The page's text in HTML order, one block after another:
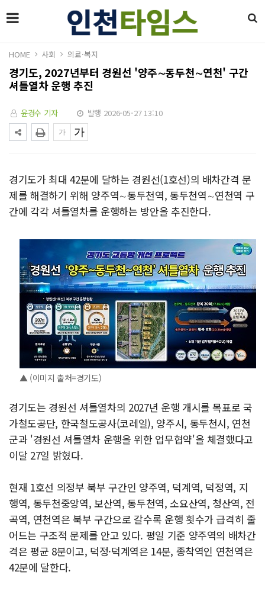
HOME 사회 의료·복지
경기도, 2027년부터 경원선 '양주∼동두천∼연천' 구간
셔틀열차 운행 추진
윤경수 기자 발행 2026-05-27 13:10
경기도가 최대 42분에 달하는 경원선(1호선)의 배차간격 문
제를 해결하기 위해 양주역∼동두천역, 동두천역∼연천역 구
간에 각각 셔틀열차를 운행하는 방안을 추진한다.
▲ (이미지 출처=경기도)
경기도는 경원선 셔틀열차의 2027년 운행 개시를 목표로 국
가철도공단, 한국철도공사(코레일), 양주시, 동두천시, 연천
군과 '경원선 셔틀열차 운행을 위한 업무협약'을 체결했다고
이달 27일 밝혔다.
현재 1호선 의정부 북부 구간인 양주역, 덕계역, 덕정역, 지
행역, 동두천중앙역, 보산역, 동두천역, 소요산역, 청산역, 전
곡역, 연천역은 북부 구간으로 갈수록 운행 횟수가 급격히 줄
어드는 구조적 문제를 안고 있다. 평일 기준 양주역의 배차간
격은 평균 8분이고, 덕정·덕계역은 14분, 종착역인 연천역은
42분에 달한다.